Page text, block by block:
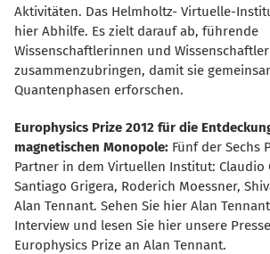
Aktivitäten. Das Helmholtz- Virtuelle-
hier Abhilfe. Es zielt darauf ab, führende
Wissenschaftlerinnen und Wissenschaftler
zusammenzubringen, damit sie
Quantenphasen erforschen.
Europhysics Prize 2012 für die
magnetischen Monopole: Fünf der Sechs
Partner in dem Virtuellen Institut: Claudio
Santiago Grigera, Roderich Moessner,
Alan Tennant. Sehen Sie hier Alan
Interview und lesen Sie hier unsere
Europhysics Prize an Alan Tennant.